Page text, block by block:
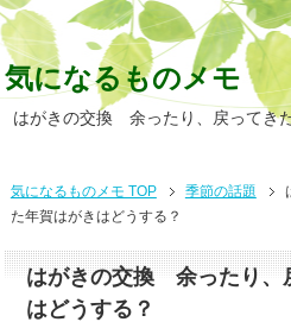
気になるものメモ
はがきの交換 余ったり、戻ってき
気になるものメモ TOP 季節の話題
た年賀はがきはどうする？
はがきの交換 余ったり、
はどうする？